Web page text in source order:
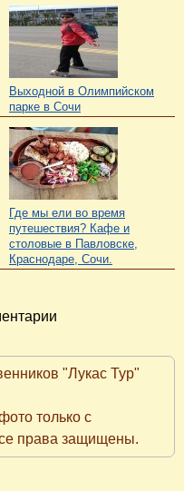
Выходной в Олимпийском
парке в Сочи
Где мы ели во время
путешествия? Кафе и
столовые в Павловске,
Краснодаре, Сочи.
"Лукас Тур"
только с
права защищены.